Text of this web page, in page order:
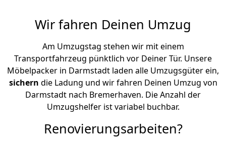
Wir fahren Deinen Umzug
Am Umzugstag stehen wir mit einem
Transportfahrzeug pünktlich vor Deiner Tür. Unsere
Möbelpacker in Darmstadt laden alle Umzugsgüter ein,
sichern die Ladung und wir fahren Deinen Umzug von
Darmstadt nach Bremer­haven. Die Anzahl der
Umzugshelfer ist variabel buchbar.
Renovierungsarbeiten?